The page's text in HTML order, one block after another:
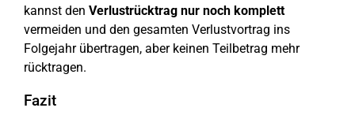
kannst den Verlustrücktrag nur noch komplett
vermeiden und den gesamten Verlustvortrag ins
Folgejahr übertragen, aber keinen Teilbetrag mehr
rücktragen.
Fazit